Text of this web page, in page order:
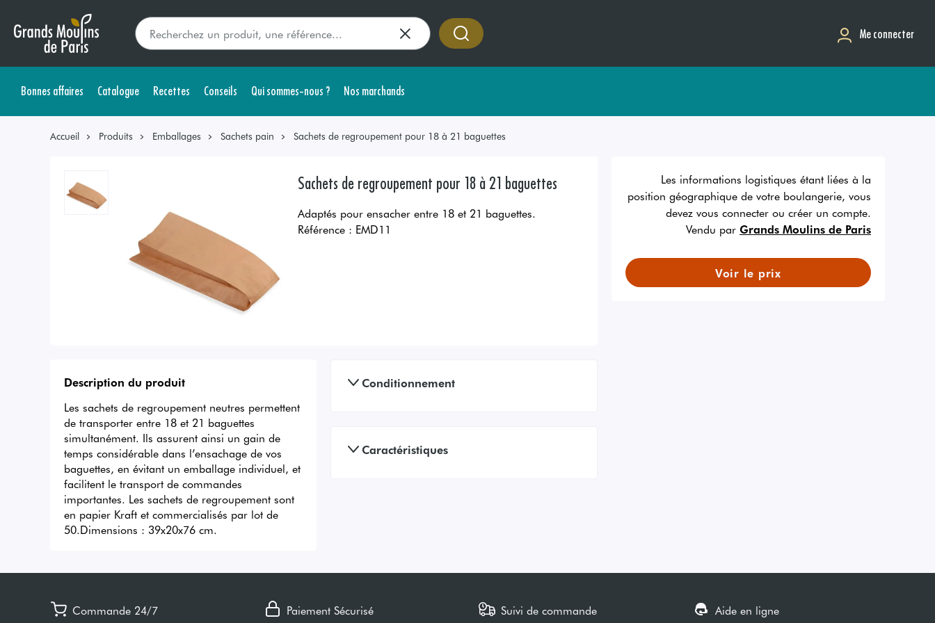
Me connecter
Bonnes affaires Catalogue Recettes Conseils Qui sommes-nous ? Nos marchands
Accueil Produits Emballages Sachets pain Sachets de regroupement pour 18 à 21 baguettes
Sachets de regroupement pour 18 à 21 baguettes
Adaptés pour ensacher entre 18 et 21 baguettes.
Référence : EMD11
Les informations logistiques étant liées à la
position géographique de votre boulangerie, vous
devez vous connecter ou créer un compte.
Vendu par Grands Moulins de Paris
Voir le prix
Description du produit
Les sachets de regroupement neutres permettent
de transporter entre 18 et 21 baguettes
simultanément. Ils assurent ainsi un gain de
temps considérable dans l’ensachage de vos
baguettes, en évitant un emballage individuel, et
facilitent le transport de commandes
importantes. Les sachets de regroupement sont
en papier Kraft et commercialisés par lot de
50.Dimensions : 39x20x76 cm.
Conditionnement
Caractéristiques
Commande 24/7 Paiement Sécurisé Suivi de commande Aide en ligne